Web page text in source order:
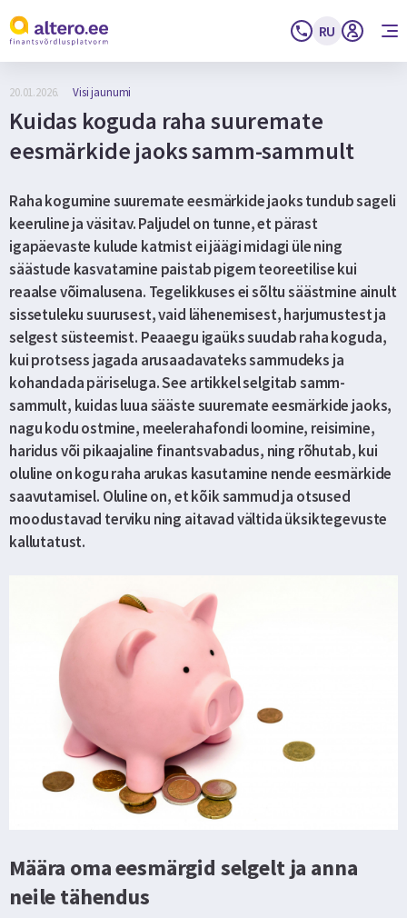
RU
20.01.2026. Visi jaunumi
Kuidas koguda raha suuremate
eesmärkide jaoks samm-sammult
Raha kogumine suuremate eesmärkide jaoks tundub sageli
keeruline ja väsitav. Paljudel on tunne, et pärast
igapäevaste kulude katmist ei jäägi midagi üle ning
säästude kasvatamine paistab pigem teoreetilise kui
reaalse võimalusena. Tegelikkuses ei sõltu säästmine ainult
sissetuleku suurusest, vaid lähenemisest, harjumustest ja
selgest süsteemist. Peaaegu igaüks suudab raha koguda,
kui protsess jagada arusaadavateks sammudeks ja
kohandada päriseluga. See artikkel selgitab samm-
sammult, kuidas luua sääste suuremate eesmärkide jaoks,
nagu kodu ostmine, meelerahafondi loomine, reisimine,
haridus või pikaajaline finantsvabadus, ning rõhutab, kui
oluline on kogu raha arukas kasutamine nende eesmärkide
saavutamisel. Oluline on, et kõik sammud ja otsused
moodustavad terviku ning aitavad vältida üksiktegevuste
kallutatust.
Määra oma eesmärgid selgelt ja anna
neile tähendus